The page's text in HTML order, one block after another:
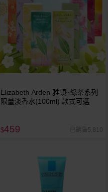
Elizabeth Arden 雅頓~綠茶系列
限量淡香水(100ml) 款式可選
$459 已銷售5,810